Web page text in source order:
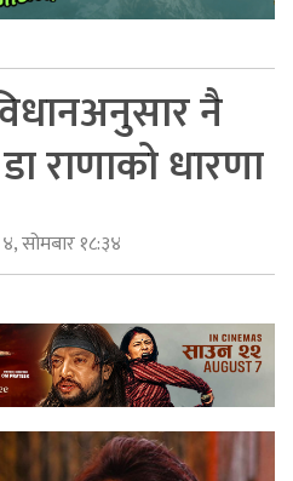
नै
राणाको धारणा
सोमबार १८:३४